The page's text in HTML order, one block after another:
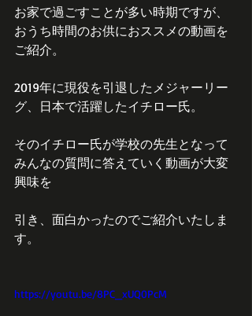
お家で過ごすことが多い時期ですが、
おうち時間のお供におススメの動画を
ご紹介。
2019年に現役を引退したメジャーリー
グ、日本で活躍したイチロー氏。
そのイチロー氏が学校の先生となって
みんなの質問に答えていく動画が大変
興味を
引き、面白かったのでご紹介いたしま
す。
https://youtu.be/8PC_xUQ0PcM